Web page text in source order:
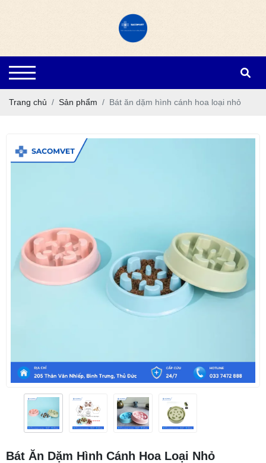
Trang chủ Sản phẩm Bát ăn dặm hình cánh hoa loại nhỏ
Bát Ăn Dặm Hình Cánh Hoa Loại Nhỏ